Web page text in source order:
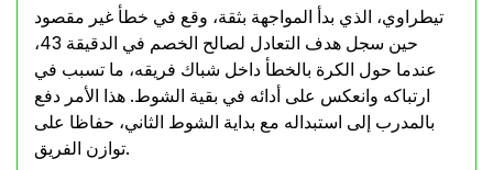
تيطراوي، الذي بدأ المواجهة بثقة، وقع في خطأ غير مقصود
حين سجل هدف التعادل لصالح الخصم في الدقيقة 43،
عندما حول الكرة بالخطأ داخل شباك فريقه، ما تسبب في
ارتباكه وانعكس على أدائه في بقية الشوط. هذا الأمر دفع
بالمدرب إلى استبداله مع بداية الشوط الثاني، حفاظا على
توازن الفريق.